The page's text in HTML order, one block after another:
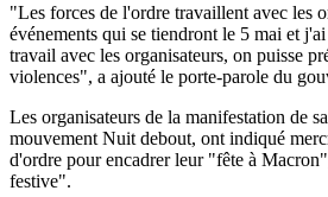
"Les forces de l'ordre travaillent avec les
événements qui se tiendront le 5 mai et
travail avec les organisateurs, on puisse
violences", a ajouté le porte-parole du
Les organisateurs de la manifestation de
mouvement Nuit debout, ont indiqué
d'ordre pour encadrer leur "fête à
festive".